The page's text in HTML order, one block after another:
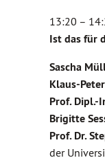
13:20 –
Ist das für
Sascha
Klaus-
Prof. Dipl.-
Brigitte
Prof. Dr.
der